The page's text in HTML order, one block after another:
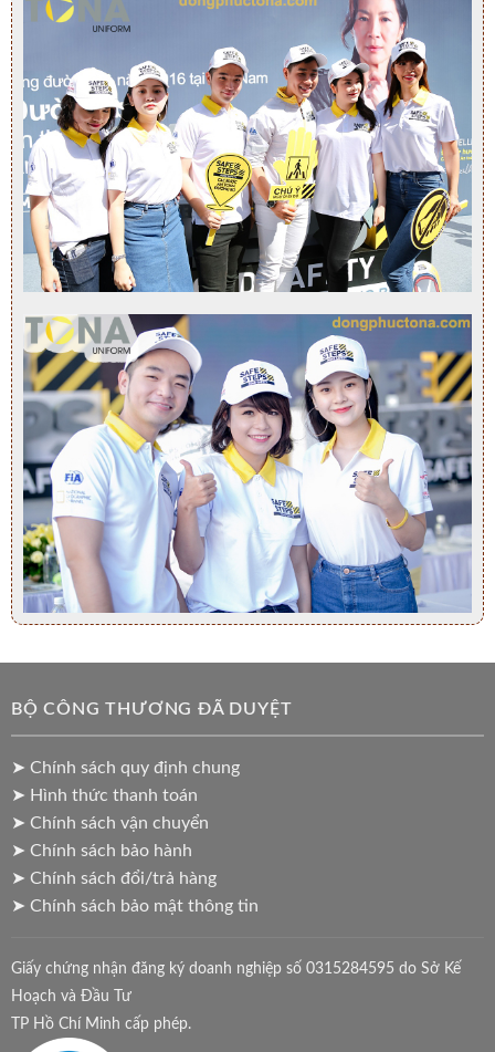
BỘ CÔNG THƯƠNG ĐÃ DUYỆT
➤ Chính sách quy định chung
➤ Hình thức thanh toán
➤ Chính sách vận chuyển
➤ Chính sách bảo hành
➤ Chính sách đổi/trả hàng
➤ Chính sách bảo mật thông tin
Giấy chứng nhận đăng ký doanh nghiệp số 0315284595 do Sở Kế
Hoạch và Đầu Tư
TP Hồ Chí Minh cấp phép.